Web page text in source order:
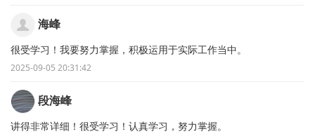
海峰
很受学习！我要努力掌握，积极运用于实际工作当中。
2025-09-05 20:31:42
段海峰
讲得非常详细！很受学习！认真学习，努力掌握。